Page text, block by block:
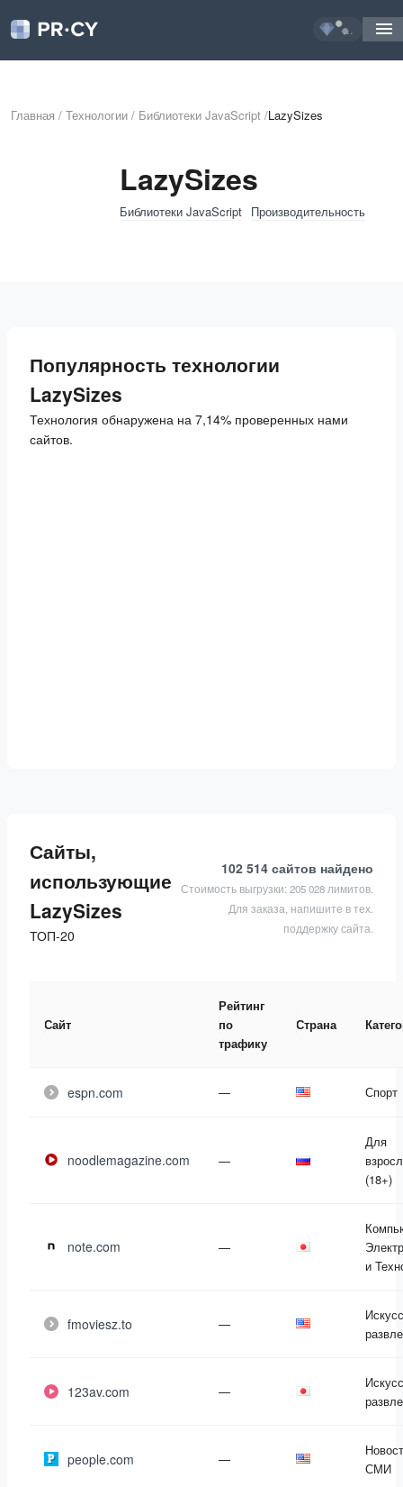
...
Главная / Технологии / Библиотеки JavaScript /LazySizes
LazySizes
Библиотеки JavaScript Производительность
Популярность технологии
LazySizes
Технология обнаружена на 7,14% проверенных нами
сайтов.
Сайты,
использующие
LazySizes
ТОП-20
102 514 сайтов найдено
Стоимость выгрузки: 205 028 лимитов.
Для заказа, напишите в тех.
поддержку сайта.
Сайт
Рейтинг
по
трафику
Страна
espn.com — Спорт
noodlemagazine.com —
Для
(18+)
note.com —
и
fmoviesz.to —
123av.com —
people.com —
СМИ